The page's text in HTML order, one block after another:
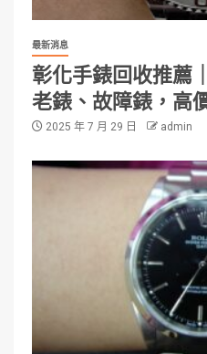
最新消息
彰化手錶回收推薦
老錶、故障錶，高
2025 年 7 月 29 日 admin